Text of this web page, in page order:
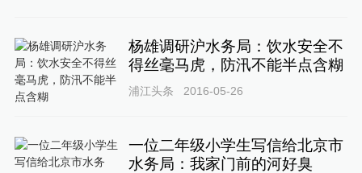
杨雄调研沪水务局：饮水安全不
得丝毫马虎，防汛不能半点含糊
浦江头条 2016-05-26
一位二年级小学生写信给北京市
水务局：我家门前的河好臭